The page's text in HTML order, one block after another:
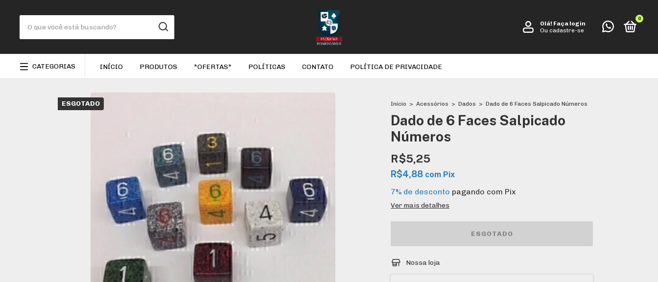
Olá! Faça login
Ou cadastre-se
0
CATEGORIAS INÍCIO PRODUTOS *OFERTAS* POLÍTICAS CONTATO POLÍTICA DE PRIVACIDADE
ESGOTADO Início > Acessórios > Dados > Dado de 6 Faces Salpicado Números
Dado de 6 Faces Salpicado
Números
R$5,25
R$4,88 com Pix
7% de desconto pagando com Pix
Ver mais detalhes
Nossa loja